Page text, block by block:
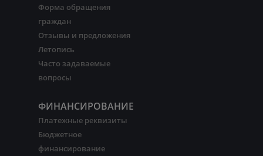
Форма обращения
граждан
Отзывы и предложения
Летопись
Часто задаваемые
вопросы
ФИНАНСИРОВАНИЕ
Платежные реквизиты
Бюджетное
финансирование